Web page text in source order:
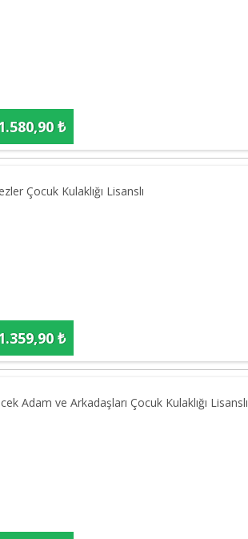
₺
Çocuk Kulaklığı Lisanslı
₺
Adam ve Arkadaşları Çocuk Kulaklığı Lisanslı